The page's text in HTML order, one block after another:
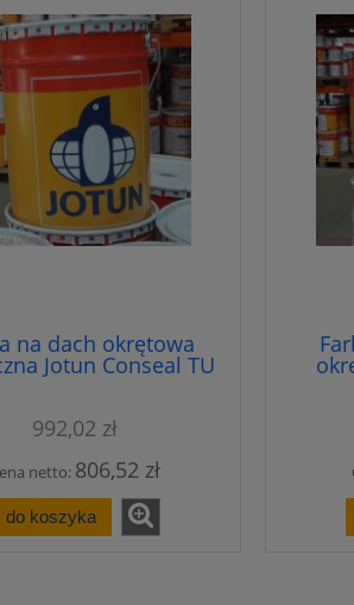
na dach okrętowa
Jotun Conseal TU
992,02 zł
netto: 806,52 zł
do koszyka